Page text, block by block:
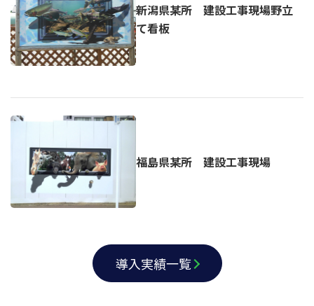
新潟県某所 建設工事現場野立
て看板
福島県某所 建設工事現場
導入実績一覧